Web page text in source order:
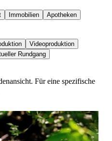
Immobilien
Apotheken
Videoproduktion
Rundgang
Für eine spezifische